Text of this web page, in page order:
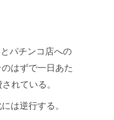
パチンコ店への
はずで一日あた
れている。
は逆行する。